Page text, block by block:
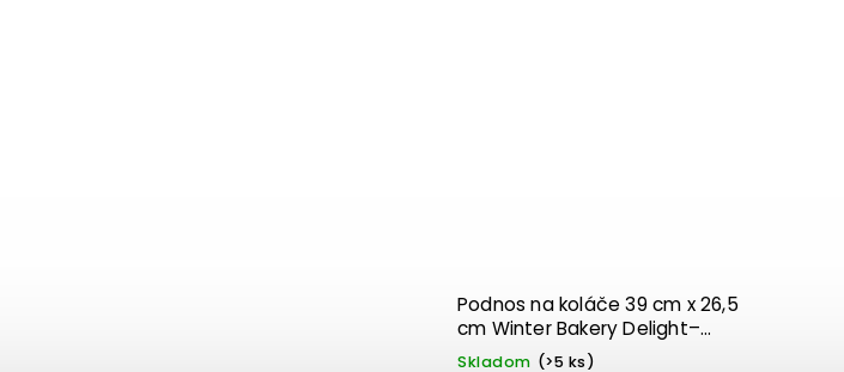
Podnos na koláče 39 cm x 26,5
cm Winter Bakery Delight–
Villeroy & Boch
Skladom (>5 ks)